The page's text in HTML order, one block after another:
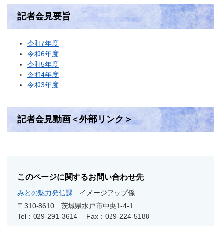
記者会見要旨
令和7年度
令和6年度
令和5年度
令和4年度
令和3年度
記者会見動画 ＜外部リンク＞
このページに関するお問い合わせ先
みとの魅力発信課
イメージアップ係
〒310-8610
茨城県水戸市中央1-4-1
Tel：029-291-3614
Fax：029-224-5188